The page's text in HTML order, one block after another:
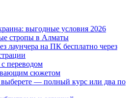
выгодные условия 2026
стропы в Алматы
лаунчера на ПК бесплатно через
переводом
сюжетом
— полный курс или два по